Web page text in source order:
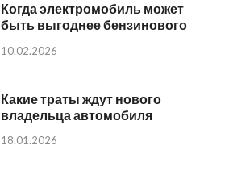
Когда электромобиль может
быть выгоднее бензинового
10.02.2026
Какие траты ждут нового
владельца автомобиля
18.01.2026